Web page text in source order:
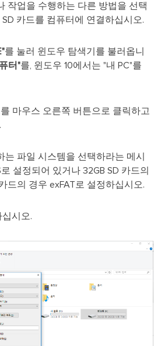
작업을 수행하는 다른 방법을 선택
카드를 컴퓨터에 연결하십시오.
를 눌러 윈도우 탐색기를 불러옵니
터"를, 윈도우 10에서는 "내 PC"를
마우스 오른쪽 버튼으로 클릭하고
는 파일 시스템을 선택하라는 메시
설정되어 있거나 32GB SD 카드의
드의 경우 exFAT로 설정하십시오.
시오.